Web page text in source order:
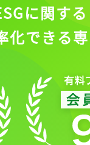
に関する
化できる